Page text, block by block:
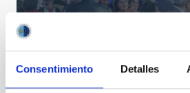
Consentimiento Detalles